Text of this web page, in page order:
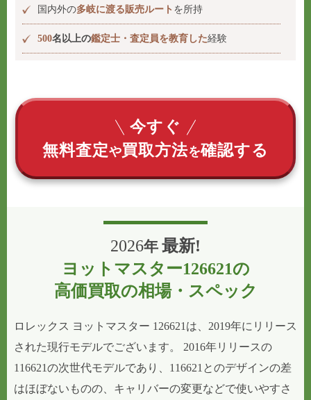
国内外の多岐に渡る販売ルート を所持
500名以上の鑑定士・査定員を教育した経験
今すぐ
無料査定や買取方法を確認する
2026年 最新!
ヨットマスター126621の
高価買取の相場・スペック
ロレックス ヨットマスター 126621は、2019年にリリース
された現行モデルでございます。 2016年リリースの
116621の次世代モデルであり、116621とのデザインの差
はほぼないものの、キャリバーの変更などで使いやすさ